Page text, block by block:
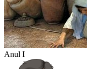
Anul I